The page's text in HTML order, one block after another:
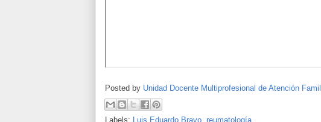
Posted by Unidad Docente Multiprofesional de Atención
Labels: Luis Eduardo Bravo reumatología